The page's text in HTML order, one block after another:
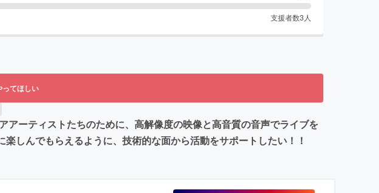
支援者数3 人
ってほしい
ーティストたちのために、高解像度の映像と高音質の音声でライブを
しんでもらえるように、技術的な面から活動をサポートしたい！！